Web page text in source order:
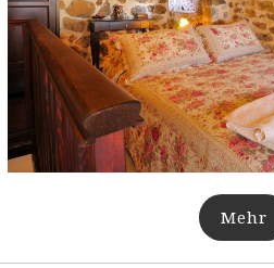
Mehr